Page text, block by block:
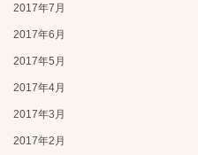
2017年7月
2017年6月
2017年5月
2017年4月
2017年3月
2017年2月